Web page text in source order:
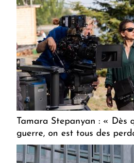
Tamara Stepanyan : « Dès
guerre, on est tous des